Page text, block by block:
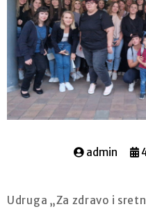
admin
Udruga „Za zdravo i